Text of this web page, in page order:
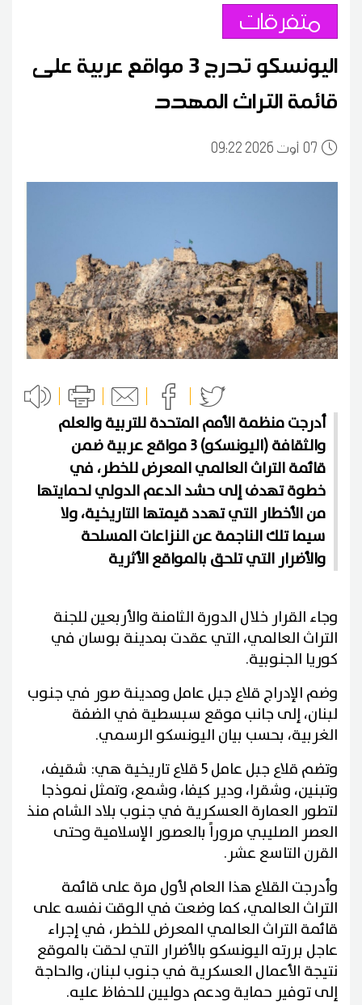
متفرقات
اليونسكو تدرج 3 مواقع عربية على
قائمة التراث المهدد
0709:22 2026 أوت
أدرجت منظمة الأمم المتحدة للتربية والعلم
والثقافة (اليونسكو) 3 مواقع عربية ضمن
قائمة التراث العالمي المعرض للخطر، في
خطوة تهدف إلى حشد الدعم الدولي لحمايتها
من الأخطار التي تهدد قيمتها التاريخية، ولا
سيما تلك الناجمة عن النزاعات المسلحة
والأضرار التي تلحق بالمواقع الأثرية
وجاء القرار خلال الدورة الثامنة والأربعين للجنة
التراث العالمي، التي عقدت بمدينة بوسان في
كوريا الجنوبية.
وضم الإدراج قلاع جبل عامل ومدينة صور في جنوب
لبنان، إلى جانب موقع سبسطية في الضفة
الغربية، بحسب بيان اليونسكو الرسمي.
وتضم قلاع جبل عامل 5 قلاع تاريخية هي: شقيف،
وتبنين، وشقرا، ودير كيفا، وشمع، وتمثل نموذجا
لتطور العمارة العسكرية في جنوب بلاد الشام منذ
العصر الصليبي مروراً بالعصور الإسلامية وحتى
القرن التاسع عشر.
وأدرجت القلاع هذا العام لأول مرة على قائمة
التراث العالمي، كما وضعت في الوقت نفسه على
قائمة التراث العالمي المعرض للخطر، في إجراء
عاجل بررته اليونسكو بالأضرار التي لحقت بالموقع
نتيجة الأعمال العسكرية في جنوب لبنان، والحاجة
إلى توفير حماية ودعم دوليين للحفاظ عليه.